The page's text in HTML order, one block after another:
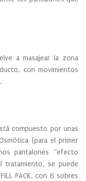
a masajear la zona
con movimientos
compuesto por unas
(para el primer
pantalones “efecto
tratamiento, se puede
PACK, con 6 sobres